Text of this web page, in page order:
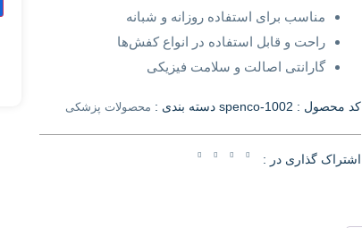
مناسب برای استفاده روزانه و شبانه
راحت و قابل استفاده در انواع کفش‌ها
گارانتی اصالت و سلامت فیزیکی
کد محصول : spenco-1002 دسته بندی : محصولات پزشکی
اشتراک گذاری در :